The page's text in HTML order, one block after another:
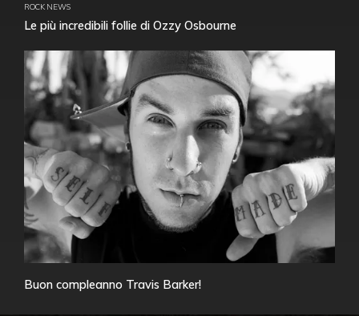
ROCK NEWS
Le più incredibili follie di Ozzy Osbourne
Buon compleanno Travis Barker!